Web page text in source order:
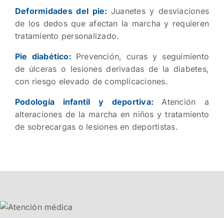
Deformidades del pie: Juanetes y desviaciones
de los dedos que afectan la marcha y requieren
tratamiento personalizado.
Pie diabético: Prevención, curas y seguimiento
de úlceras o lesiones derivadas de la diabetes,
con riesgo elevado de complicaciones.
Podología infantil y deportiva: Atención a
alteraciones de la marcha en niños y tratamiento
de sobrecargas o lesiones en deportistas.